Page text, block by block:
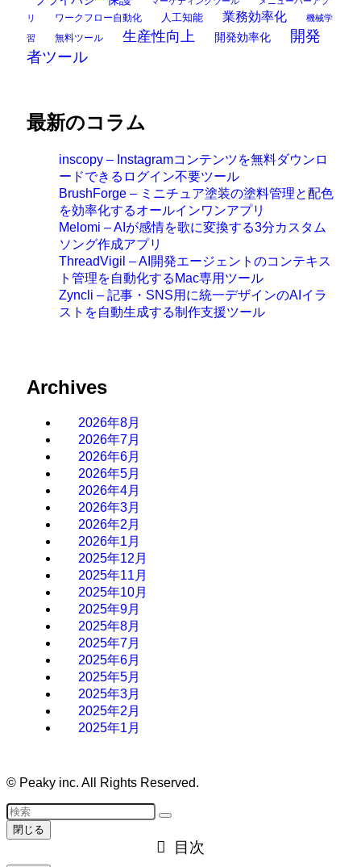
リ
ワークフロー自動化 人工知能 業務効率化 機械学
習 無料ツール 生産性向上 開発効率化
開発
者ツール
最新のコラム
inscopy – Instagramコンテンツを無料ダウンロ
ードできるログイン不要ツール
BrushForge – ミニチュア塗装の塗料管理と配色
を効率化するオールインワンアプリ
Melomi – AIが感情を歌に変換する3分カスタム
ソング作成アプリ
ThreadVigil – AI開発エージェントのコンテキス
ト管理を自動化するMac専用ツール
Zyncli – 記事・SNS用に統一デザインのAIイラ
ストを自動生成する制作支援ツール
Archives
2026年8月
2026年7月
2026年6月
2026年5月
2026年4月
2026年3月
2026年2月
2026年1月
2025年12月
2025年11月
2025年10月
2025年9月
2025年8月
2025年7月
2025年6月
2025年5月
2025年3月
2025年2月
2025年1月
© Peaky inc. All Rights Reserved.
閉じる
目次